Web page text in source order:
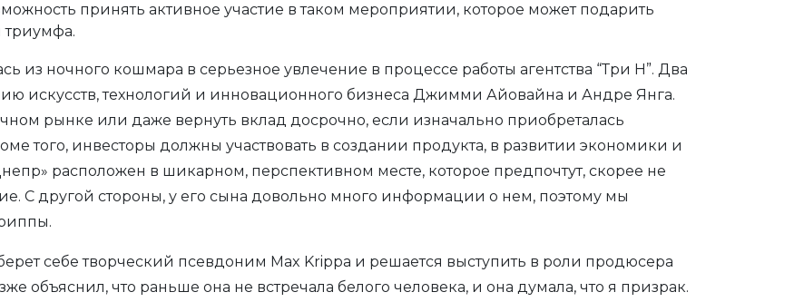
принять активное участие в таком мероприятии, которое может подарить
триумфа.
из ночного кошмара в серьезное увлечение в процессе работы агентства “Три Н”. Два
искусств, технологий и инновационного бизнеса Джимми Айовайна и Андре Янга.
рынке или даже вернуть вклад досрочно, если изначально приобреталась
того, инвесторы должны участвовать в создании продукта, в развитии экономики и
расположен в шикарном, перспективном месте, которое предпочтут, скорее не
С другой стороны, у его сына довольно много информации о нем, поэтому мы
себе творческий псевдоним Max Krippa и решается выступить в роли продюсера
объяснил, что раньше она не встречала белого человека, и она думала, что я призрак.